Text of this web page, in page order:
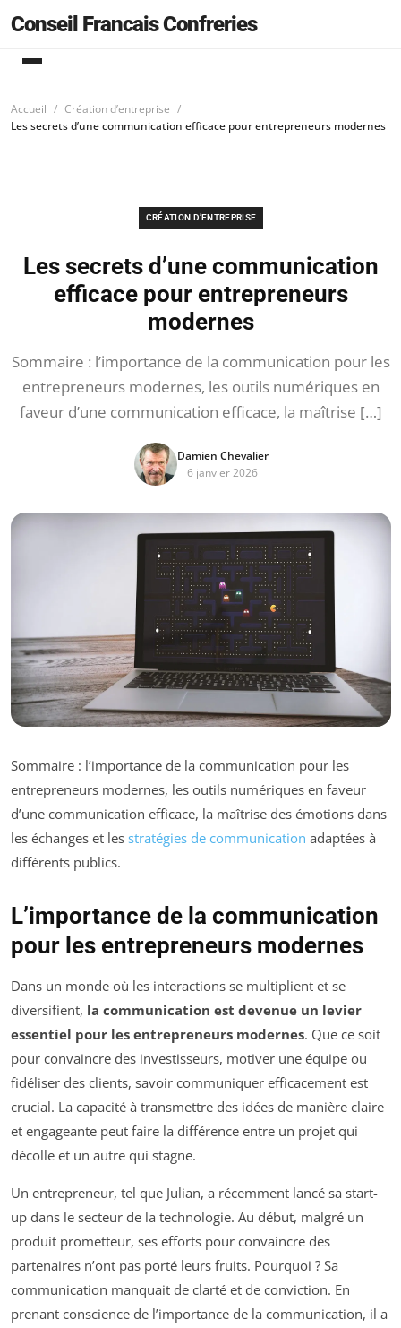
Conseil Francais Confreries
Accueil
Création d’entreprise
Les secrets d’une communication efficace pour entrepreneurs modernes
CRÉATION D’ENTREPRISE
Les secrets d’une communication
efficace pour entrepreneurs
modernes
Sommaire : l’importance de la communication pour les
entrepreneurs modernes, les outils numériques en
faveur d’une communication efficace, la maîtrise […]
Damien Chevalier
6 janvier 2026
Sommaire : l’importance de la communication pour les
entrepreneurs modernes, les outils numériques en faveur
d’une communication efficace, la maîtrise des émotions dans
les échanges et les stratégies de communication adaptées à
différents publics.
L’importance de la communication
pour les entrepreneurs modernes
Dans un monde où les interactions se multiplient et se
diversifient, la communication est devenue un levier
essentiel pour les entrepreneurs modernes. Que ce soit
pour convaincre des investisseurs, motiver une équipe ou
fidéliser des clients, savoir communiquer efficacement est
crucial. La capacité à transmettre des idées de manière claire
et engageante peut faire la différence entre un projet qui
décolle et un autre qui stagne.
Un entrepreneur, tel que Julian, a récemment lancé sa start-
up dans le secteur de la technologie. Au début, malgré un
produit prometteur, ses efforts pour convaincre des
partenaires n’ont pas porté leurs fruits. Pourquoi ? Sa
communication manquait de clarté et de conviction. En
prenant conscience de l’importance de la communication, il a